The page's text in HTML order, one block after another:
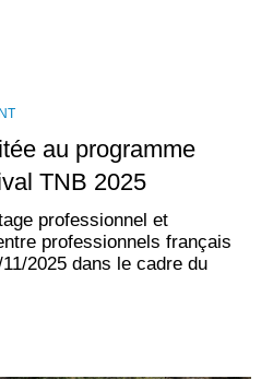
au programme
TNB 2025
professionnel et
professionnels français
2025 dans le cadre du